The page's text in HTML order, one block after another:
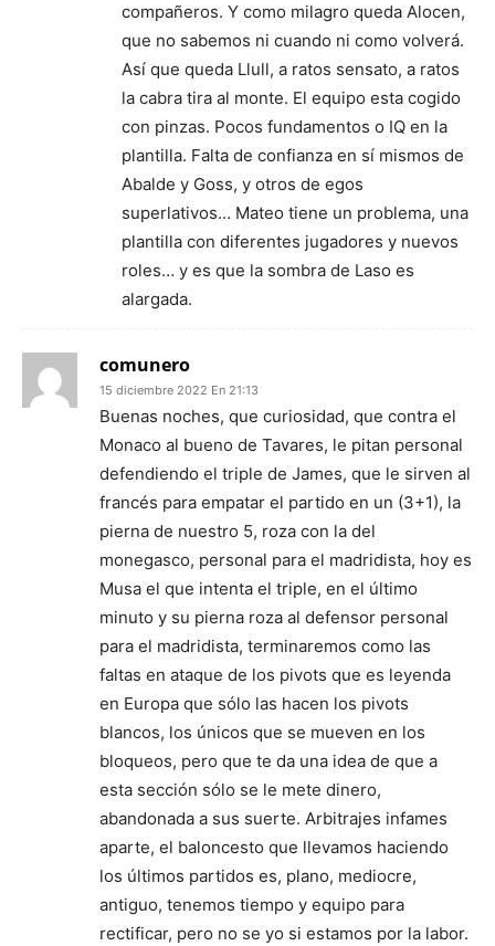
compañeros. Y como milagro queda Alocen,
que no sabemos ni cuando ni como volverá.
Así que queda Llull, a ratos sensato, a ratos
la cabra tira al monte. El equipo esta cogido
con pinzas. Pocos fundamentos o IQ en la
plantilla. Falta de confianza en sí mismos de
Abalde y Goss, y otros de egos
superlativos… Mateo tiene un problema, una
plantilla con diferentes jugadores y nuevos
roles… y es que la sombra de Laso es
alargada.
comunero
15 diciembre 2022 En 21:13
Buenas noches, que curiosidad, que contra el
Monaco al bueno de Tavares, le pitan personal
defendiendo el triple de James, que le sirven al
francés para empatar el partido en un (3+1), la
pierna de nuestro 5, roza con la del
monegasco, personal para el madridista, hoy es
Musa el que intenta el triple, en el último
minuto y su pierna roza al defensor personal
para el madridista, terminaremos como las
faltas en ataque de los pivots que es leyenda
en Europa que sólo las hacen los pivots
blancos, los únicos que se mueven en los
bloqueos, pero que te da una idea de que a
esta sección sólo se le mete dinero,
abandonada a sus suerte. Arbitrajes infames
aparte, el baloncesto que llevamos haciendo
los últimos partidos es, plano, mediocre,
antiguo, tenemos tiempo y equipo para
rectificar, pero no se yo si estamos por la labor.